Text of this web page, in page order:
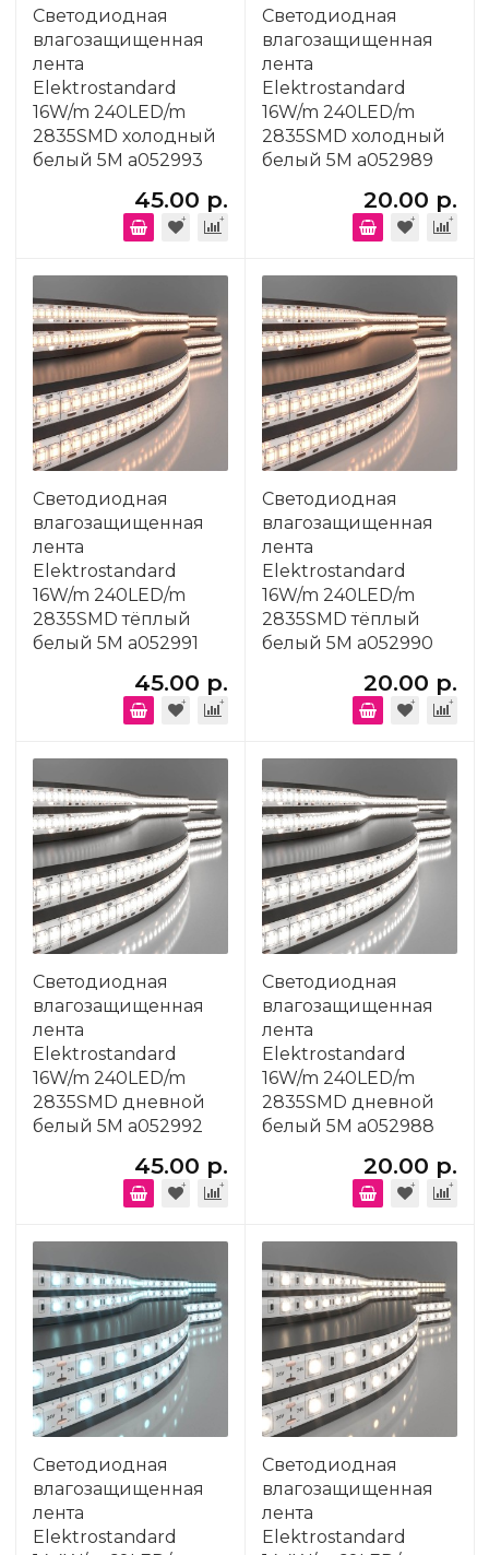
Светодиодная
влагозащищенная
лента
Elektrostandard
16W/m 240LED/m
2835SMD холодный
белый 5M a052993
45.00 р.
Светодиодная
влагозащищенная
лента
Elektrostandard
16W/m 240LED/m
2835SMD холодный
белый 5M a052989
20.00 р.
Светодиодная
влагозащищенная
лента
Elektrostandard
16W/m 240LED/m
2835SMD тёплый
белый 5M a052991
45.00 р.
Светодиодная
влагозащищенная
лента
Elektrostandard
16W/m 240LED/m
2835SMD тёплый
белый 5M a052990
20.00 р.
Светодиодная
влагозащищенная
лента
Elektrostandard
16W/m 240LED/m
2835SMD дневной
белый 5M a052992
45.00 р.
Светодиодная
влагозащищенная
лента
Elektrostandard
16W/m 240LED/m
2835SMD дневной
белый 5M a052988
20.00 р.
Светодиодная
влагозащищенная
лента
Elektrostandard
Светодиодная
влагозащищенная
лента
Elektrostandard